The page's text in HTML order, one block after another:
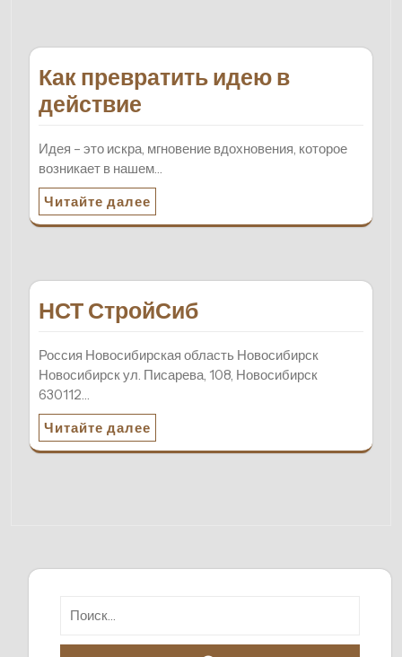
Как превратить идею в
действие
Идея – это искра, мгновение вдохновения, которое
возникает в нашем…
Читайте далее
НСТ СтройСиб
Россия Новосибирская область Новосибирск
Новосибирск ул. Писарева, 108, Новосибирск
630112…
Читайте далее